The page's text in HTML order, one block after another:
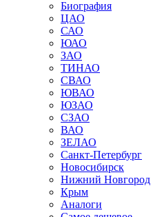
Биография
ЦАО
САО
ЮАО
ЗАО
ТИНАО
СВАО
ЮВАО
ЮЗАО
СЗАО
ВАО
ЗЕЛАО
Санкт-Петербург
Новосибирск
Нижний Новгород
Крым
Аналоги